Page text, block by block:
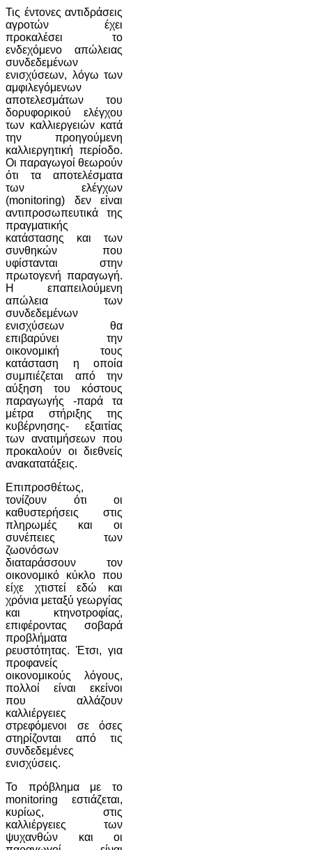
Τις έντονες αντιδράσεις
αγροτών έχει
προκαλέσει το
ενδεχόμενο απώλειας
συνδεδεμένων
ενισχύσεων, λόγω των
αμφιλεγόμενων
αποτελεσμάτων του
δορυφορικού ελέγχου
των καλλιεργειών κατά
την προηγούμενη
καλλιεργητική περίοδο.
Οι παραγωγοί θεωρούν
ότι τα αποτελέσματα
των ελέγχων
(monitoring) δεν είναι
αντιπροσωπευτικά της
πραγματικής
κατάστασης και των
συνθηκών που
υφίστανται στην
πρωτογενή παραγωγή.
Η επαπειλούμενη
απώλεια των
συνδεδεμένων
ενισχύσεων θα
επιβαρύνει την
οικονομική τους
κατάσταση η οποία
συμπιέζεται από την
αύξηση του κόστους
παραγωγής -παρά τα
μέτρα στήριξης της
κυβέρνησης- εξαιτίας
των ανατιμήσεων που
προκαλούν οι διεθνείς
ανακατατάξεις.
Επιπροσθέτως,
τονίζουν ότι οι
καθυστερήσεις στις
πληρωμές και οι
συνέπειες των
ζωονόσων
διαταράσσουν τον
οικονομικό κύκλο που
είχε χτιστεί εδώ και
χρόνια μεταξύ γεωργίας
και κτηνοτροφίας,
επιφέροντας σοβαρά
προβλήματα
ρευστότητας. Έτσι, για
προφανείς
οικονομικούς λόγους,
πολλοί είναι εκείνοι
που αλλάζουν
καλλιέργειες
στρεφόμενοι σε όσες
στηρίζονται από τις
συνδεδεμένες
ενισχύσεις.
Το πρόβλημα με το
monitoring εστιάζεται,
κυρίως, στις
καλλιέργειες των
ψυχανθών και οι